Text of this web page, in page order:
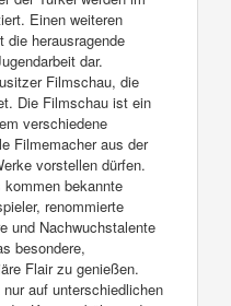
Einen weiteren
herausragende
dar.
Filmschau, die
Die Filmschau ist ein
verschiedene
Filmemacher aus der
vorstellen dürfen.
bekannte
renommierte
und Nachwuchstalente
besondere,
Flair zu genießen.
auf unterschiedlichen